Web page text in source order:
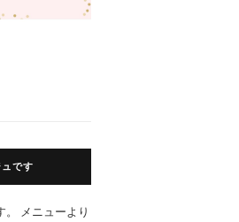
です
。 メニューより